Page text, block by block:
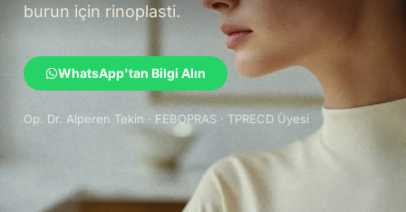
burun için rinoplasti.
WhatsApp'tan Bilgi Alın
Op. Dr. Alperen Tekin · FEBOPRAS · TPRECD Üyesi